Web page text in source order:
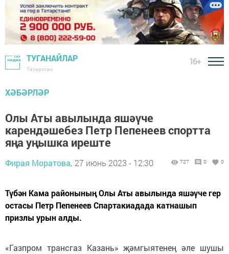
ТУГАНАЙЛАР
Татарстан
16+
ХӘБӘРЛӘР
Олы Аты авылында яшәүче
карендәшебез Петр Пепенеев спортта
яңа уңышка иреште
Фирая Моратова, 27 июнь 2023 - 12:30 727 0 0
Түбән Кама районының Олы Аты авылында яшәүче гер
остасы Петр Пепенеев Спартакиадада катнашып
призлы урын алды.
«Газпром трансгаз Казань» җәмгыятенең әле шушы